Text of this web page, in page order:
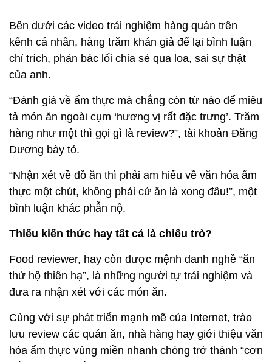
Bên dưới các video trải nghiệm hàng quán trên
kênh cá nhân, hàng trăm khán giả để lại bình luận
chỉ trích, phản bác lối chia sẻ qua loa, sai sự thật
của anh.
“Đánh giá về ẩm thực mà chẳng còn từ nào để miêu
tả món ăn ngoài cụm ‘hương vị rất đặc trưng’. Trăm
hàng như một thì gọi gì là review?”, tài khoản Đăng
Dương bày tỏ.
“Nhận xét về đồ ăn thì phải am hiểu về văn hóa ẩm
thực một chút, không phải cứ ăn là xong đâu!”, một
bình luận khác phẫn nộ.
Thiếu kiến thức hay tất cả là chiêu trò?
Food reviewer, hay còn được mệnh danh nghề “ăn
thử hộ thiên hạ”, là những người tự trải nghiệm và
đưa ra nhận xét với các món ăn.
Cùng với sự phát triển mạnh mẽ của Internet, trào
lưu review các quán ăn, nhà hàng hay giới thiệu văn
hóa ẩm thực vùng miền nhanh chóng trở thành “cơn